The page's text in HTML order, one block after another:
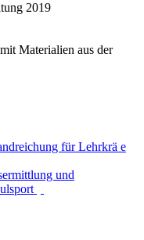
2019
Materialien aus der
für Lehrkrä e
und